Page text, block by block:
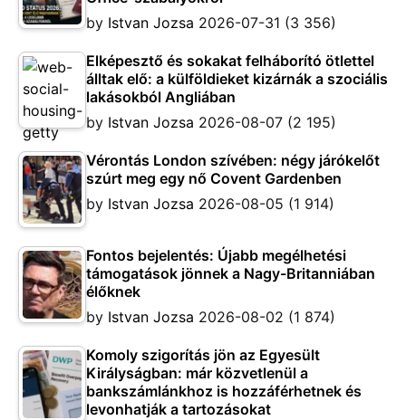
by Istvan Jozsa 2026-07-31 (3 356)
Elképesztő és sokakat felháborító ötlettel
álltak elő: a külföldieket kizárnák a szociális
lakásokból Angliában
by Istvan Jozsa 2026-08-07 (2 195)
Vérontás London szívében: négy járókelőt
szúrt meg egy nő Covent Gardenben
by Istvan Jozsa 2026-08-05 (1 914)
Fontos bejelentés: Újabb megélhetési
támogatások jönnek a Nagy-Britanniában
élőknek
by Istvan Jozsa 2026-08-02 (1 874)
Komoly szigorítás jön az Egyesült
Királyságban: már közvetlenül a
bankszámlánkhoz is hozzáférhetnek és
levonhatják a tartozásokat